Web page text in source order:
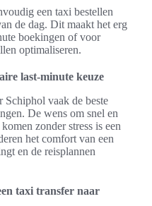
een taxi bestellen
de dag. Dit maakt het erg
boekingen of voor
optimaliseren.
last-minute keuze
Schiphol vaak de beste
De wens om snel en
zonder stress is een
het comfort van een
en de reisplannen
taxi transfer naar